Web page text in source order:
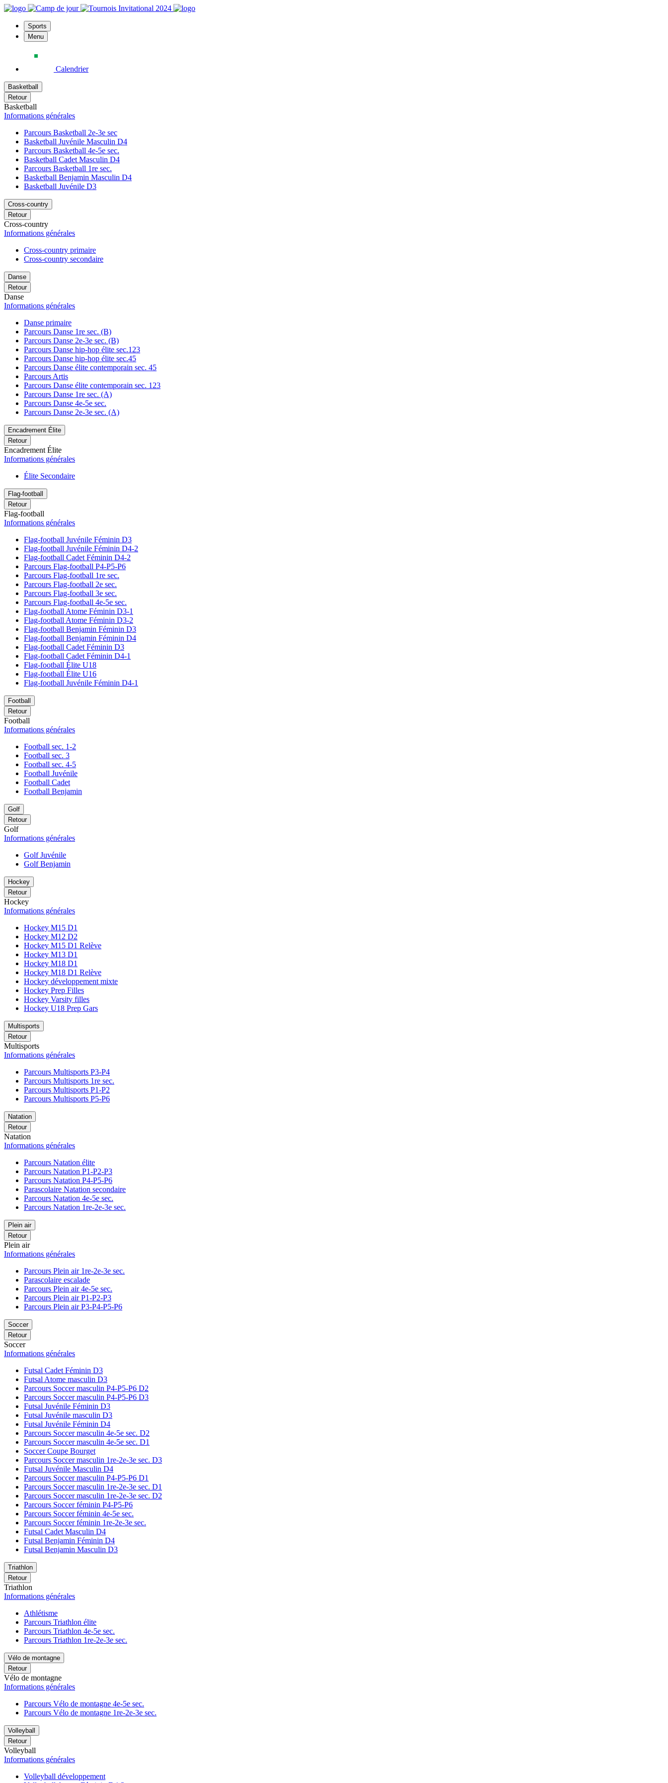
Sports
Menu
Calendrier
Basketball
Retour
Basketball
Informations générales
Parcours Basketball 2e-3e sec
Basketball Juvénile Masculin D4
Parcours Basketball 4e-5e sec.
Basketball Cadet Masculin D4
Parcours Basketball 1re sec.
Basketball Benjamin Masculin D4
Basketball Juvénile D3
Cross-country
Retour
Cross-country
Informations générales
Cross-country primaire
Cross-country secondaire
Danse
Retour
Danse
Informations générales
Danse primaire
Parcours Danse 1re sec. (B)
Parcours Danse 2e-3e sec. (B)
Parcours Danse hip-hop élite sec.123
Parcours Danse hip-hop élite sec.45
Parcours Danse élite contemporain sec. 45
Parcours Artis
Parcours Danse élite contemporain sec. 123
Parcours Danse 1re sec. (A)
Parcours Danse 4e-5e sec.
Parcours Danse 2e-3e sec. (A)
Encadrement Élite
Retour
Encadrement Élite
Informations générales
Élite Secondaire
Flag-football
Retour
Flag-football
Informations générales
Flag-football Juvénile Féminin D3
Flag-football Juvénile Féminin D4-2
Flag-football Cadet Féminin D4-2
Parcours Flag-football P4-P5-P6
Parcours Flag-football 1re sec.
Parcours Flag-football 2e sec.
Parcours Flag-football 3e sec.
Parcours Flag-football 4e-5e sec.
Flag-football Atome Féminin D3-1
Flag-football Atome Féminin D3-2
Flag-football Benjamin Féminin D3
Flag-football Benjamin Féminin D4
Flag-football Cadet Féminin D3
Flag-football Cadet Féminin D4-1
Flag-football Élite U18
Flag-football Élite U16
Flag-football Juvénile Féminin D4-1
Football
Retour
Football
Informations générales
Football sec. 1-2
Football sec. 3
Football sec. 4-5
Football Juvénile
Football Cadet
Football Benjamin
Golf
Retour
Golf
Informations générales
Golf Juvénile
Golf Benjamin
Hockey
Retour
Hockey
Informations générales
Hockey M15 D1
Hockey M12 D2
Hockey M15 D1 Relève
Hockey M13 D1
Hockey M18 D1
Hockey M18 D1 Relève
Hockey développement mixte
Hockey Prep Filles
Hockey Varsity filles
Hockey U18 Prep Gars
Multisports
Retour
Multisports
Informations générales
Parcours Multisports P3-P4
Parcours Multisports 1re sec.
Parcours Multisports P1-P2
Parcours Multisports P5-P6
Natation
Retour
Natation
Informations générales
Parcours Natation élite
Parcours Natation P1-P2-P3
Parcours Natation P4-P5-P6
Parascolaire Natation secondaire
Parcours Natation 4e-5e sec.
Parcours Natation 1re-2e-3e sec.
Plein air
Retour
Plein air
Informations générales
Parcours Plein air 1re-2e-3e sec.
Parascolaire escalade
Parcours Plein air 4e-5e sec.
Parcours Plein air P1-P2-P3
Parcours Plein air P3-P4-P5-P6
Soccer
Retour
Soccer
Informations générales
Futsal Cadet Féminin D3
Futsal Atome masculin D3
Parcours Soccer masculin P4-P5-P6 D2
Parcours Soccer masculin P4-P5-P6 D3
Futsal Juvénile Féminin D3
Futsal Juvénile masculin D3
Futsal Juvénile Féminin D4
Parcours Soccer masculin 4e-5e sec. D2
Parcours Soccer masculin 4e-5e sec. D1
Soccer Coupe Bourget
Parcours Soccer masculin 1re-2e-3e sec. D3
Futsal Juvénile Masculin D4
Parcours Soccer masculin P4-P5-P6 D1
Parcours Soccer masculin 1re-2e-3e sec. D1
Parcours Soccer masculin 1re-2e-3e sec. D2
Parcours Soccer féminin P4-P5-P6
Parcours Soccer féminin 4e-5e sec.
Parcours Soccer féminin 1re-2e-3e sec.
Futsal Cadet Masculin D4
Futsal Benjamin Féminin D4
Futsal Benjamin Masculin D3
Triathlon
Retour
Triathlon
Informations générales
Athlétisme
Parcours Triathlon élite
Parcours Triathlon 4e-5e sec.
Parcours Triathlon 1re-2e-3e sec.
Vélo de montagne
Retour
Vélo de montagne
Informations générales
Parcours Vélo de montagne 4e-5e sec.
Parcours Vélo de montagne 1re-2e-3e sec.
Volleyball
Retour
Volleyball
Informations générales
Volleyball développement